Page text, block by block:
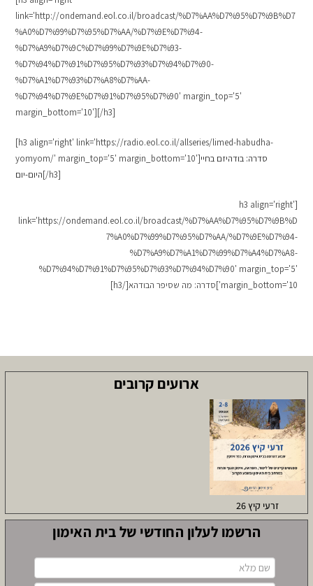
link='http://ondemand.eol.co.il/broadcast/%D7%AA%D7%95%D7%9B%D7
%A0%D7%99%D7%95%D7%AA/%D7%9E%D7%94-
%D7%A9%D7%9C%D7%99%D7%9E%D7%93-
%D7%94%D7%91%D7%95%D7%93%D7%94%D7%90-
%D7%A1%D7%93%D7%A8%D7%AA-
%D7%94%D7%9E%D7%91%D7%95%D7%90' margin_top='5'
margin_bottom='10'][/h3]
[h3 align='right' link='https://radio.eol.co.il/allseries/limed-habudha-
yomyom/' margin_top='5' margin_bottom='10']סדרה: בודהיזם בחיי
היום-יום[/h3]
[h3 align='right'
link='https://ondemand.eol.co.il/broadcast/%D7%AA%D7%95%D7%9B%D
7%A0%D7%99%D7%95%D7%AA/%D7%9E%D7%94-
%D7%A9%D7%A1%D7%99%D7%A4%D7%A8-
%D7%94%D7%91%D7%95%D7%93%D7%94%D7%90' margin_top='5'
margin_bottom='10']סדרה: מה שסיפר הבודהא[/h3]
ארועים קרובים
זרעי קיץ 26
הרשמו לעלון החודשי של בית האימון